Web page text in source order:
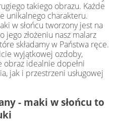
takiego obrazu. Każde
unikalnego charakteru.
w słońcu tworzony jest na
złożeniu nasz malarz
składamy w Państwa ręce.
wyjątkowej ozdoby,
obraz idealnie dopełni
jak i przestrzeni usługowej
- maki w słońcu to